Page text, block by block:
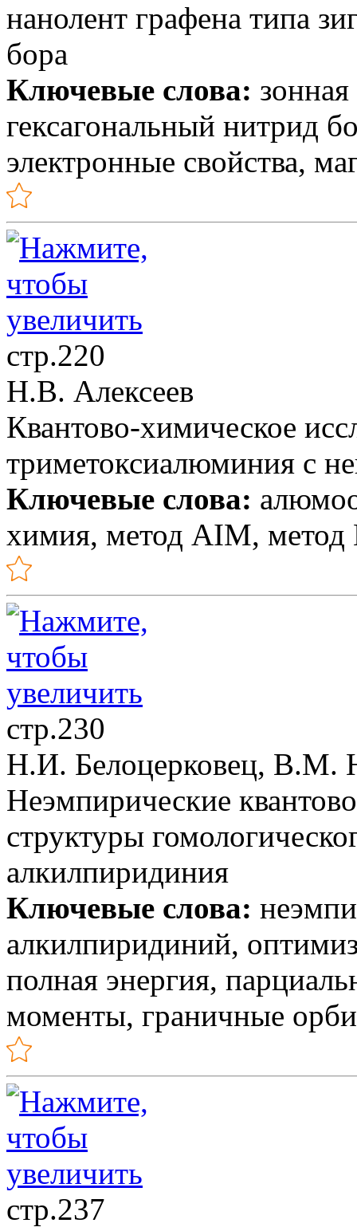
нанолент графена типа
бора
Ключевые слова: зонная
гексагональный нитрид
электронные свойства,
стр.220
Н.В. Алексеев
Квантово-химическое
триметоксиалюминия с
Ключевые слова:
химия, метод AIM, метод
стр.230
Н.И. Белоцерковец, В.М.
Неэмпирические
структуры
алкилпиридиния
Ключевые слова:
алкилпиридиний,
полная энергия,
моменты, граничные
стр.237